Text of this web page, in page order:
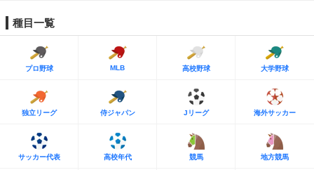
種目一覧
プロ野球 MLB 高校野球 大学野球
独立リーグ 侍ジャパン Jリーグ 海外サッカー
サッカー代表 高校年代 競馬 地方競馬